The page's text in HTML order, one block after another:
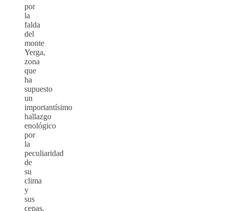
por
la
falda
del
monte
Yerga,
zona
que
ha
supuesto
un
importantísimo
hallazgo
enológico
por
la
peculiaridad
de
su
clima
y
sus
cepas,